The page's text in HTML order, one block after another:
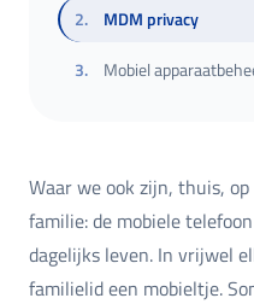
2.
MDM privacy
3. Mobiel
Waar we ook zijn, thuis,
familie: de mobiele
dagelijks leven. In vrijwel
familielid een mobieltje.